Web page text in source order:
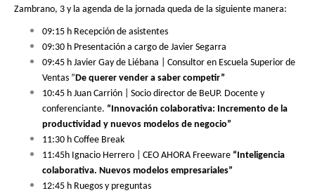
Zambrano, 3 y la agenda de la jornada queda de la siguiente manera:
09:15 h Recepción de asistentes
09:30 h Presentación a cargo de Javier Segarra
09:45 h Javier Gay de Liébana | Consultor en Escuela Superior de
Ventas ”De querer vender a saber competir”
10:45 h Juan Carrión | Socio director de BeUP. Docente y
conferenciante. “Innovación colaborativa: Incremento de la
productividad y nuevos modelos de negocio”
11:30 h Coffee Break
11:45h Ignacio Herrero | CEO AHORA Freeware “Inteligencia
colaborativa. Nuevos modelos empresariales”
12:45 h Ruegos y preguntas